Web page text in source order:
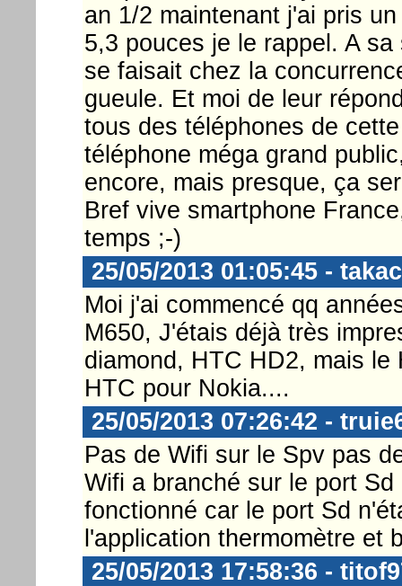
an 1/2 maintenant j'ai pris
5,3 pouces je le rappel. A
se faisait chez la
gueule. Et moi de leur
tous des téléphones de
téléphone méga grand
encore, mais presque, ça
Bref vive smartphone
temps ;-)
25/05/2013 01:05:45 -
Moi j'ai commencé qq
M650, J'étais déjà très
diamond, HTC HD2, mais
HTC pour Nokia....
25/05/2013 07:26:42 -
Pas de Wifi sur le Spv pas
Wifi a branché sur le port
fonctionné car le port Sd
l'application thermomètre et
25/05/2013 17:58:36 -